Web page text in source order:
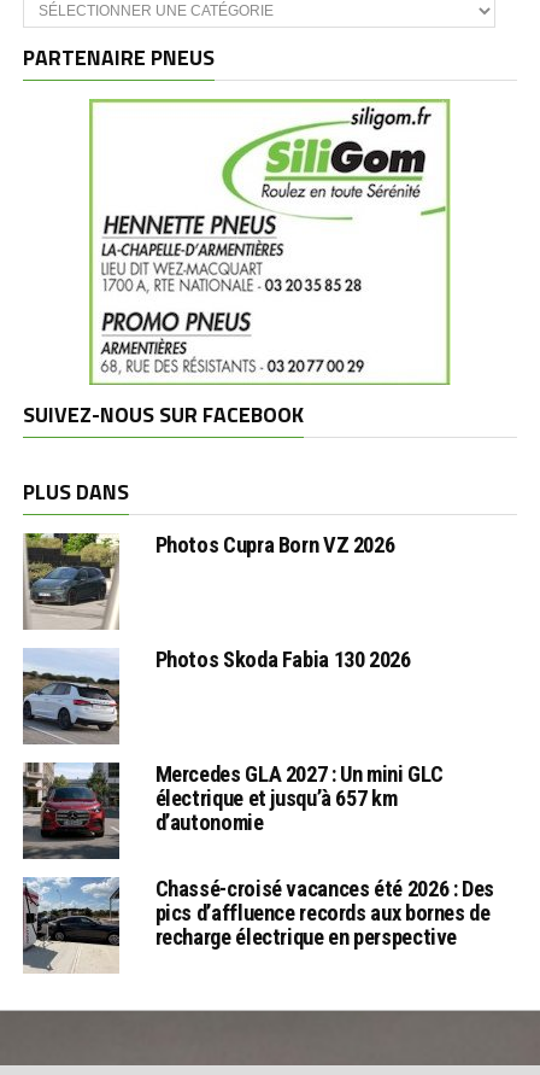
et
PARTENAIRE PNEUS
SUIVEZ-NOUS SUR FACEBOOK
PLUS DANS
Photos Cupra Born VZ 2026
Photos Skoda Fabia 130 2026
Mercedes GLA 2027 : Un mini GLC
électrique et jusqu’à 657 km
d’autonomie
Chassé-croisé vacances été 2026 : Des
pics d’affluence records aux bornes de
recharge électrique en perspective